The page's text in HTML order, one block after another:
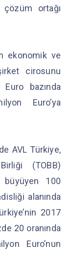
ortağı
ekonomik ve
cirosunu
Euro bazında
Euro’ya
AVL Türkiye,
(TOBB)
büyüyen 100
alanında
2017
20 oranında
Euro’nun